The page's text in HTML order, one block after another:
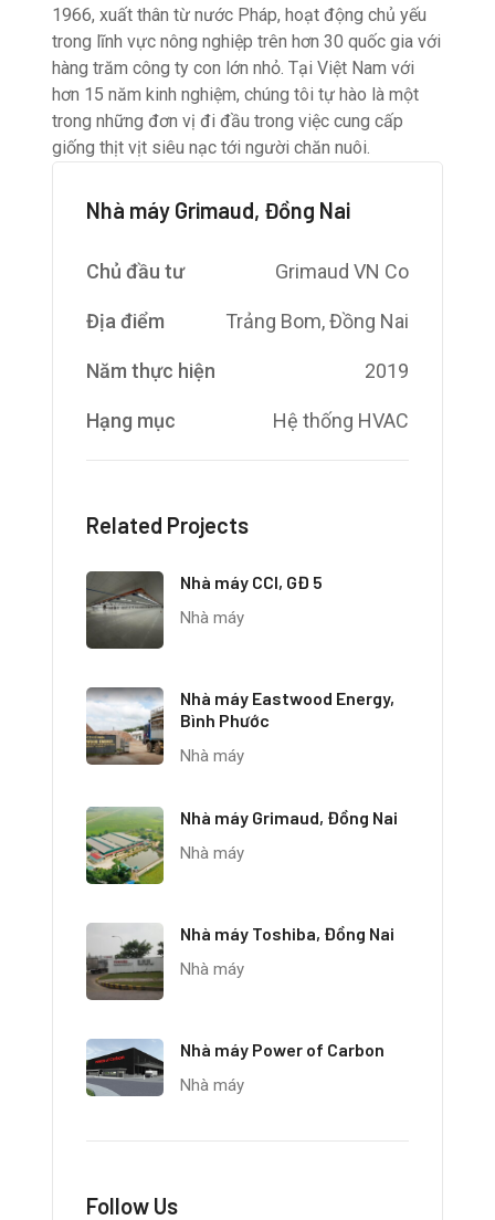
1966, xuất thân từ nước Pháp, hoạt động chủ yếu
trong lĩnh vực nông nghiệp trên hơn 30 quốc gia với
hàng trăm công ty con lớn nhỏ. Tại Việt Nam với
hơn 15 năm kinh nghiệm, chúng tôi tự hào là một
trong những đơn vị đi đầu trong việc cung cấp
giống thịt vịt siêu nạc tới người chăn nuôi.
Nhà máy Grimaud, Đồng Nai
Chủ đầu tư Grimaud VN Co
Địa điểm Trảng Bom, Đồng Nai
Năm thực hiện 2019
Hạng mục Hệ thống HVAC
Related Projects
Nhà máy CCI, GĐ 5
Nhà máy
Nhà máy Eastwood Energy,
Bình Phước
Nhà máy
Nhà máy Grimaud, Đồng Nai
Nhà máy
Nhà máy Toshiba, Đồng Nai
Nhà máy
Nhà máy Power of Carbon
Nhà máy
Follow Us